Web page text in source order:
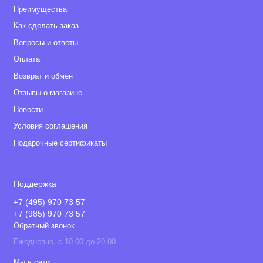
• Материал матрасика: 65% хлопок, 35% полиуретан
• Материал внешней обивки: 100% полиэстер
ткани водоотталкивающие с защитой УФ 50+
Комплектация
• Шасси
• Адаптеры для автолюльки
• Сервисная книжка
Преимущества
Как сделать заказ
Вопросы и ответы
Оплата
Возврат и обмен
Отзывы о магазине
Новости
Условия соглашения
Подарочные сертификаты
Поддержка
+7 (495) 970 73 57
+7 (985) 970 73 57
Обратный звонок
Ежедневно, с 10.00 до 20.00